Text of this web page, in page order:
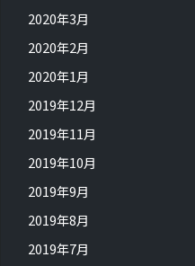
2020年3月
2020年2月
2020年1月
2019年12月
2019年11月
2019年10月
2019年9月
2019年8月
2019年7月